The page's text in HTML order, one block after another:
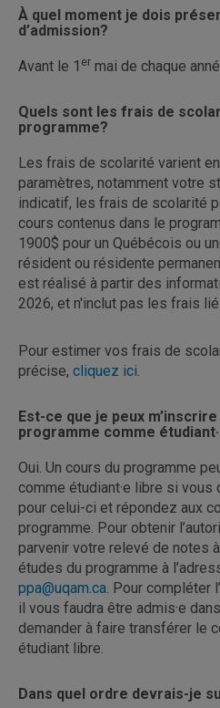
À quel moment je dois
d’admission?
Avant le 1 er mai de chaque
Quels sont les frais de
programme?
Les frais de scolarité varient
paramètres, notamment votre
indicatif, les frais de scolarité
cours contenus dans le
1900$ pour un Québécois ou
résident ou résidente
est réalisé à partir des
2026, et n'inclut pas les frais
Pour estimer vos frais de
précise, cliquez ici.
Est-ce que je peux
programme comme
Oui. Un cours du programme
comme étudiant·e libre si
pour celui-ci et répondez aux
programme. Pour obtenir
parvenir votre relevé de notes
études du programme à
ppa@uqam.ca. Pour compléter
il vous faudra être admis·e
demander à faire transférer le
étudiant libre.
Dans quel ordre devrais-je